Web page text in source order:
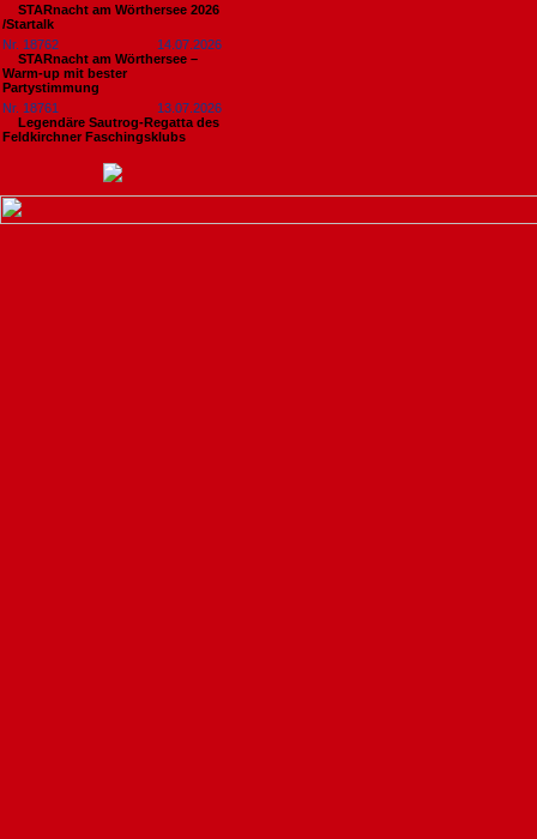
STARnacht am Wörthersee 2026
/Startalk
Nr. 18762
14.07.2026
STARnacht am Wörthersee –
Warm-up mit bester
Partystimmung
Nr. 18761
13.07.2026
Legendäre Sautrog-Regatta des
Feldkirchner Faschingsklubs